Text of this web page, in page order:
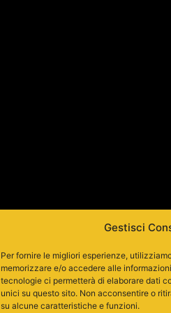
Gestisci
Per fornire le migliori esperienze,
memorizzare e/o accedere alle
tecnologie ci permetterà di elaborare dati
unici su questo sito. Non acconsentire o
su alcune caratteristiche e funzioni.